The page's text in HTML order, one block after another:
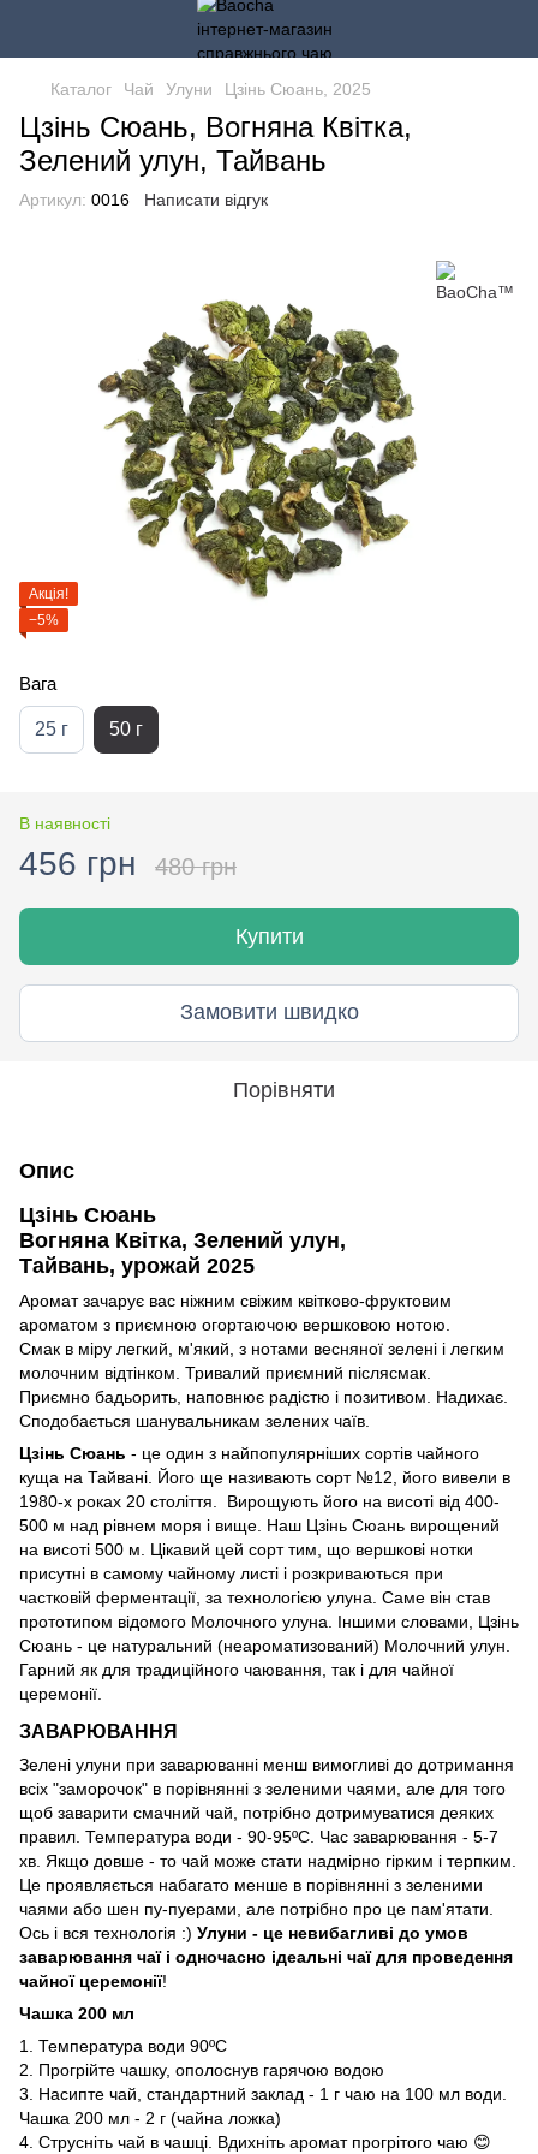
Каталог Чай Улуни Цзінь Сюань, 2025
Цзінь Сюань, Вогняна Квітка,
Зелений улун, Тайвань
Артикул: 0016 Написати відгук
Акція!
−5%
Вага
25 г 50 г
В наявності
456 грн 480 грн
Купити
Замовити швидко
Порівняти
Опис
Цзінь Сюань
Вогняна Квітка, Зелений улун,
Тайвань, урожай 2025
Аромат зачарує вас ніжним свіжим квітково-фруктовим
ароматом з приємною огортаючою вершковою нотою.
Смак в міру легкий, м'який, з нотами весняної зелені і легким
молочним відтінком. Тривалий приємний післясмак.
Приємно бадьорить, наповнює радістю і позитивом. Надихає.
Сподобається шанувальникам зелених чаїв.
Цзінь Сюань - це один з найпопулярніших сортів чайного
куща на Тайвані. Його ще називають сорт №12, його вивели в
1980-х роках 20 століття. Вирощують його на висоті від 400-
500 м над рівнем моря і вище. Наш Цзінь Сюань вирощений
на висоті 500 м. Цікавий цей сорт тим, що вершкові нотки
присутні в самому чайному листі і розкриваються при
частковій ферментації, за технологією улуна. Саме він став
прототипом відомого Молочного улуна. Іншими словами, Цзінь
Сюань - це натуральний (неароматизований) Молочний улун.
Гарний як для традиційного чаювання, так і для чайної
церемонії.
ЗАВАРЮВАННЯ
Зелені улуни при заварюванні менш вимогливі до дотримання
всіх "заморочок" в порівнянні з зеленими чаями, але для того
щоб заварити смачний чай, потрібно дотримуватися деяких
правил. Температура води - 90-95ºС. Час заварювання - 5-7
хв. Якщо довше - то чай може стати надмірно гірким і терпким.
Це проявляється набагато менше в порівнянні з зеленими
чаями або шен пу-пуерами, але потрібно про це пам'ятати.
Ось і вся технологія :) Улуни - це невибагливі до умов
заварювання чаї і одночасно ідеальні чаї для проведення
чайної церемонії!
Чашка 200 мл
1. Температура води 90ºС
2. Прогрійте чашку, ополоснув гарячою водою
3. Насипте чай, стандартний заклад - 1 г чаю на 100 мл води.
Чашка 200 мл - 2 г (чайна ложка)
4. Струсніть чай в чашці. Вдихніть аромат прогрітого чаю 😊